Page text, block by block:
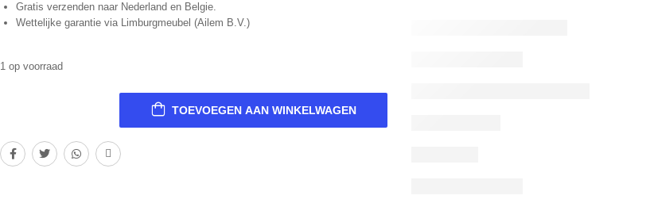
Gratis verzenden naar Nederland en Belgie.
Wettelijke garantie via Limburgmeubel (Ailem B.V.)
1 op voorraad
TOEVOEGEN AAN WINKELWAGEN